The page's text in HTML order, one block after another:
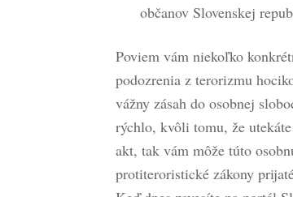
občanov Slovenskej
Poviem vám niekoľko
podozrenia z terorizmu
vážny zásah do osobnej
rýchlo, kvôli tomu, že
akt, tak vám môže túto
protiteroristické zákony